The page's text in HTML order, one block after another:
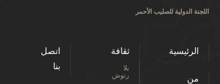
اللجنة الدولية للصليب الأحمر
الرئيسية
من
ثقافة
بلا
رتوش
اتصل
بنا